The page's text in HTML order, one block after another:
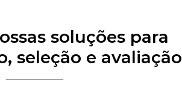
soluções para
seleção e avaliação